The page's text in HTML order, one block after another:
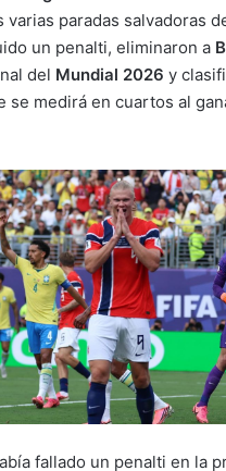
varias paradas salvadoras
un penalti, eliminaron a
del Mundial 2026 y
se medirá en cuartos al
fallado un penalti en la